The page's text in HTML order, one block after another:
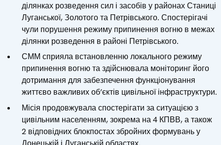
ділянках розведення сил і засобів у районах Станиці
Луганської, Золотого та Петрівського. Спостерігачі
чули порушення режиму припинення вогню в межах
ділянки розведення в районі Петрівського.
СММ сприяла встановленню локального режиму
припинення вогню та здійснювала моніторинг його
дотримання для забезпечення функціонування
життєво важливих об’єктів цивільної інфраструктури.
Місія продовжувала спостерігати за ситуацією з
цивільним населенням, зокрема на 4 КПВВ, а також
2 відповідних блокпостах збройних формувань у